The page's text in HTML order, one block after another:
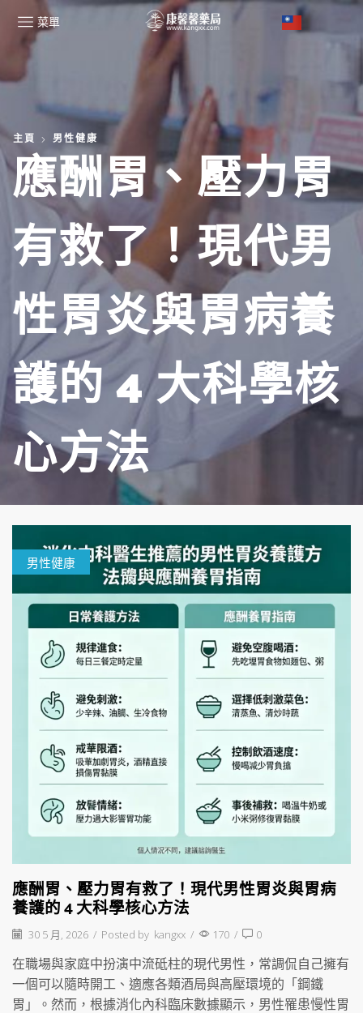
菜單
主頁 男性健康
應酬胃、壓力胃
有救了！現代男
性胃炎與胃病養
護的 4 大科學核
心方法
男性健康
應酬胃、壓力胃有救了！現代男性胃炎與胃病
養護的 4 大科學核心方法
30 5 月, 2026 / Posted by kangxx / 170 / 0
在職場與家庭中扮演中流砥柱的現代男性，常調侃自己擁有
一個可以隨時開工、適應各類酒局與高壓環境的「鋼鐵
胃」。然而，根據消化內科臨床數據顯示，男性罹患慢性胃